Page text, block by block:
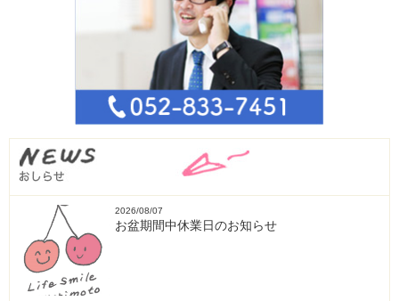
2026/08/07
お盆期間中休業日のお知らせ